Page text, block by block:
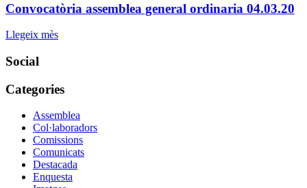
Convocatòria assemblea general ordinaria 04.03.20
Llegeix mès
Social
Categories
Assemblea
Col·laboradors
Comissions
Comunicats
Destacada
Enquesta